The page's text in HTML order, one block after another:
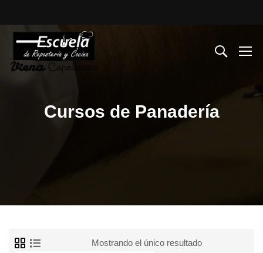
Cursos de Panadería
Mostrando el único resultado